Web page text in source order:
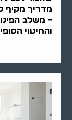
– משלב
והחיטוי